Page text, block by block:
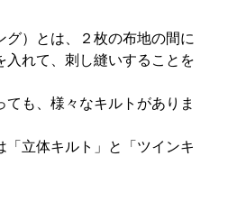
グ）とは、２枚の布地の間に
入れて、刺し縫いすることを
ても、様々なキルトがありま
「立体キルト」と「ツインキ